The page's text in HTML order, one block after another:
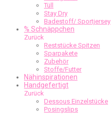
Tüll
Stay Dry
Badestoff/ Sportjersey
% Schnäppchen
Zurück
Reststücke Spitzen
Sparpakete
Zubehör
Stoffe/Futter
Nähinspirationen
Handgefertigt
Zurück
Dessous Einzelstücke
Posingslips